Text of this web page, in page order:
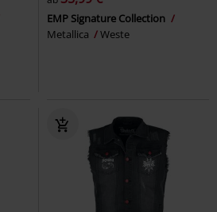
EMP Signature Collection
Metallica
Weste